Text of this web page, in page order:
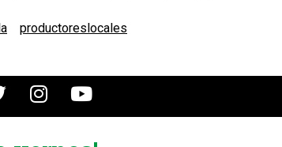
productoreslocales